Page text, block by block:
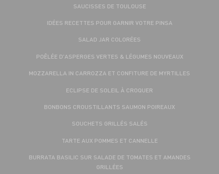
SAUCISSES DE TOULOUSE
IDÉES RECETTES POUR GARNIR VOTRE PINSA
SALAD JAR COLORÉES
POÊLÉE D'ASPERGES VERTES & LÉGUMES NOUVEAUX
MOZZARELLA IN CARROZZA ET CONFITURE DE MYRTILLES
ECLIPSE DE SOLEIL À CROQUER
BONBONS CROUSTILLANTS SAUMON POIREAUX
SOUCHETS GRILLÉS SALÉS
TARTE AUX POMMES ET CANNELLE
BURRATA BASILIC SUR SALADE DE TOMATES ET AMANDES
GRILLÉES